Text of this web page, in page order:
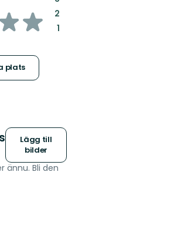
plats
2:
1:
Lägg till
bilder
ännu. Bli den